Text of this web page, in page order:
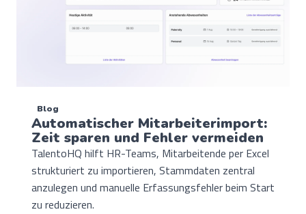
Blog
Automatischer Mitarbeiterimport:
Zeit sparen und Fehler vermeiden
TalentoHQ hilft HR-Teams, Mitarbeitende per Excel
strukturiert zu importieren, Stammdaten zentral
anzulegen und manuelle Erfassungsfehler beim Start
zu reduzieren.